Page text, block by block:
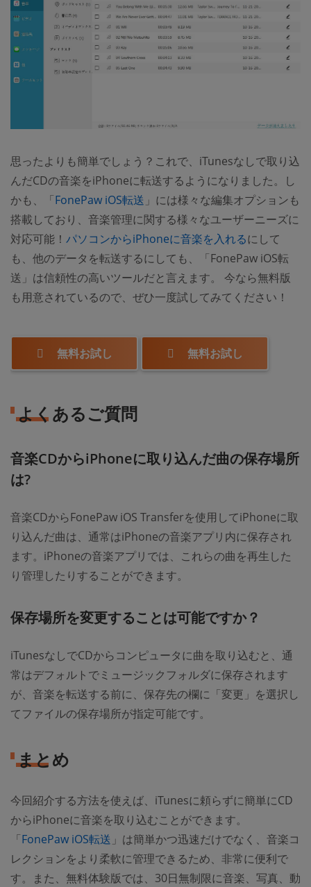
思ったよりも簡単でしょう？これで、iTunesなしで取り込
んだCDの音楽をiPhoneに転送するようになりました。し
かも、「FonePaw iOS転送 」には様々な編集オプションも
搭載しており、音楽管理に関する様々なユーザーニーズに
対応可能！ パソコンからiPhoneに音楽を入れるにして
も、他のデータを転送するにしても、「FonePaw iOS転
送」は信頼性の高いツールだと言えます。 今なら無料版
も用意されているので、ぜひ一度試してみてください！
無料お試し 無料お試し
よくあるご質問
音楽CDからiPhoneに取り込んだ曲の保存場所
は?
音楽CDからFonePaw iOS Transferを使用してiPhoneに取
り込んだ曲は、通常はiPhoneの音楽アプリ内に保存され
ます。iPhoneの音楽アプリでは、これらの曲を再生した
り管理したりすることができます。
保存場所を変更することは可能ですか？
iTunesなしでCDからコンピュータに曲を取り込むと、通
常はデフォルトでミュージックフォルダに保存されます
が、音楽を転送する前に、保存先の欄に「変更」を選択し
てファイルの保存場所が指定可能です。
まとめ
今回紹介する方法を使えば、iTunesに頼らずに簡単にCD
からiPhoneに音楽を取り込むことができます。
「FonePaw iOS転送 」は簡単かつ迅速だけでなく、音楽コ
レクションをより柔軟に管理できるため、非常に便利で
す。また、無料体験版では、30日無制限に音楽、写真、動